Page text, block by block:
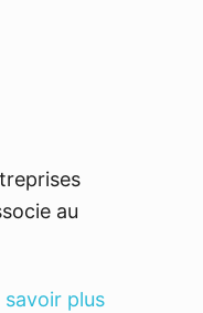
au
savoir plus